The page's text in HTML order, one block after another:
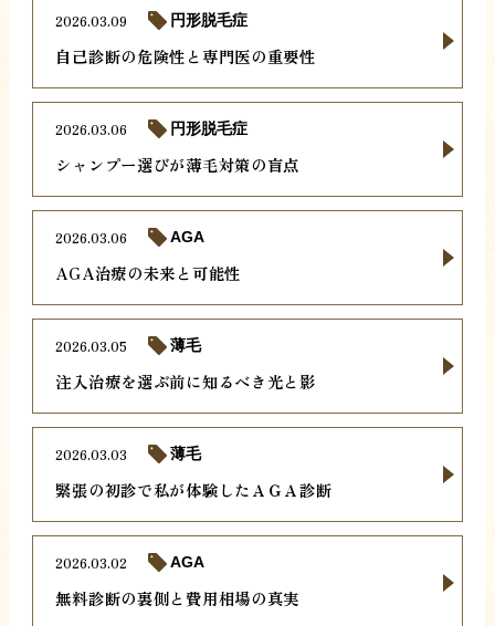
自己診断の危険性と専門医の重要性
2026.03.09 円形脱毛症
シャンプー選びが薄毛対策の盲点
2026.03.06 円形脱毛症
AGA治療の未来と可能性
2026.03.06 AGA
注入治療を選ぶ前に知るべき光と影
2026.03.05 薄毛
緊張の初診で私が体験したＡＧＡ診断
2026.03.03 薄毛
無料診断の裏側と費用相場の真実
2026.03.02 AGA